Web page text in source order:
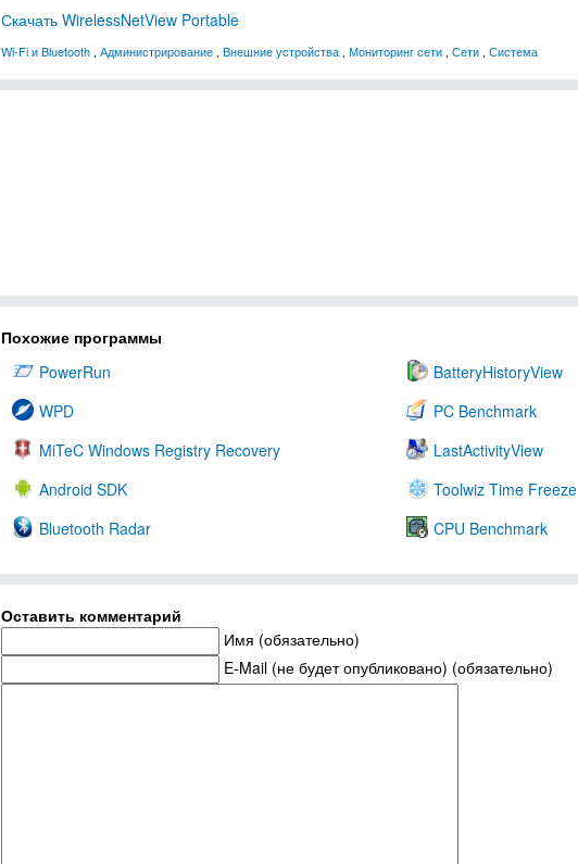
Скачать WirelessNetView Portable
Wi-Fi и Bluetooth , Администрирование , Внешние устройства , Мониторинг сети , Сети , Система
Похожие программы
PowerRun
BatteryHistoryView
WPD
PC Benchmark
MiTeC Windows Registry Recovery
LastActivityView
Android SDK
Toolwiz Time Freeze
Bluetooth Radar
CPU Benchmark
Оставить комментарий
Имя (обязательно)
E-Mail (не будет опубликовано) (обязательно)